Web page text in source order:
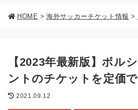
HOME > 海外サッカーチケット情報 >
【2023年最新版】ボル
ントのチケットを定価
2021.09.12